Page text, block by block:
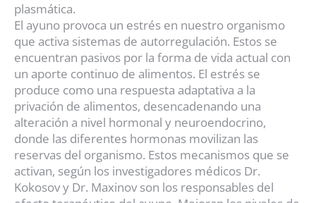
plasmática.
El ayuno provoca un estrés en nuestro organismo
que activa sistemas de autorregulación. Estos se
encuentran pasivos por la forma de vida actual con
un aporte continuo de alimentos. El estrés se
produce como una respuesta adaptativa a la
privación de alimentos, desencadenando una
alteración a nivel hormonal y neuroendocrino,
donde las diferentes hormonas movilizan las
reservas del organismo. Estos mecanismos que se
activan, según los investigadores médicos Dr.
Kokosov y Dr. Maxinov son los responsables del